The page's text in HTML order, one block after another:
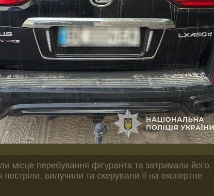
місце перебування фігуранта та затримали його.
вилучили та скерували її на експертне